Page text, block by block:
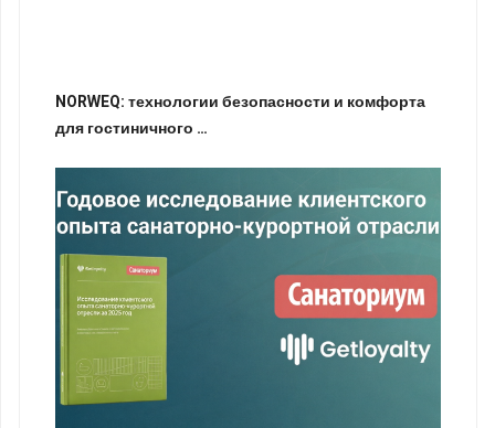
NORWEQ: технологии безопасности и комфорта
для гостиничного …